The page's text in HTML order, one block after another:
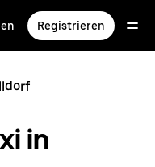
Registrieren
in